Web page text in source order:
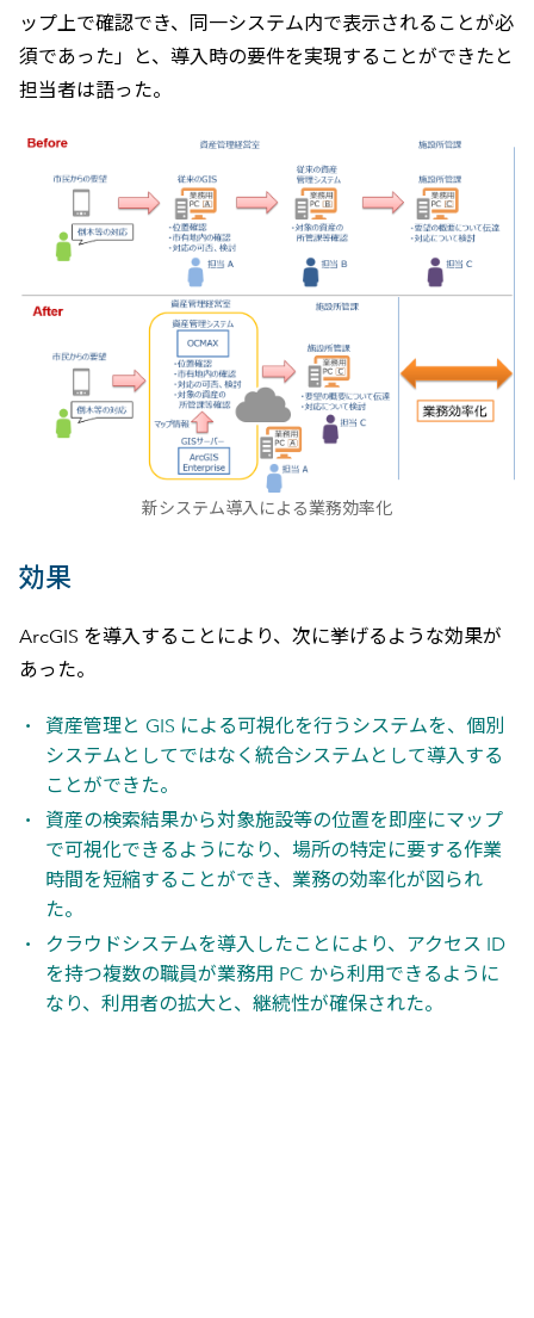
ップ上で確認でき、同一システム内で表示されることが必
須であった」と、導入時の要件を実現することができたと
担当者は語った。
新システム導入による業務効率化
効果
ArcGIS を導入することにより、次に挙げるような効果が
あった。
資産管理と GIS による可視化を行うシステムを、個別
システムとしてではなく統合システムとして導入する
ことができた。
資産の検索結果から対象施設等の位置を即座にマップ
で可視化できるようになり、場所の特定に要する作業
時間を短縮することができ、業務の効率化が図られ
た。
クラウドシステムを導入したことにより、アクセス ID
を持つ複数の職員が業務用 PC から利用できるように
なり、利用者の拡大と、継続性が確保された。